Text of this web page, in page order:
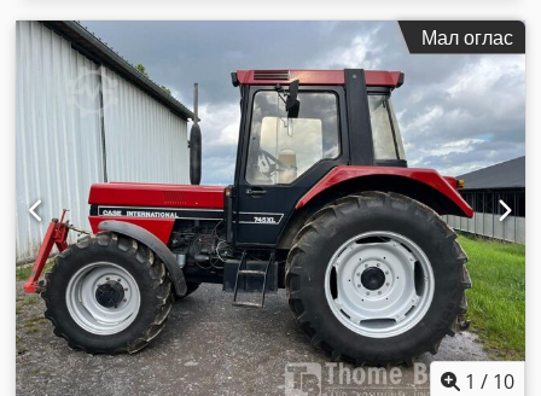
Мал оглас
1 / 10